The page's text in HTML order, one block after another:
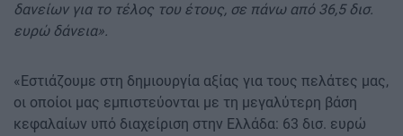
δανείων για το τέλος του έτους, σε πάνω από 36,5 δισ.
ευρώ δάνεια».
«Εστιάζουμε στη δημιουργία αξίας για τους πελάτες μας,
οι οποίοι μας εμπιστεύονται με τη μεγαλύτερη βάση
κεφαλαίων υπό διαχείριση στην Ελλάδα: 63 δισ. ευρώ